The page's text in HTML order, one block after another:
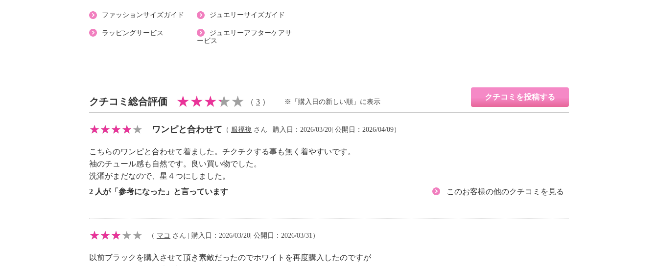
・漂白処理：塩素系・酸素系漂白不可
・タンブル乾燥：不可
【メンテナンス（ケアラベル）】
・長時間照射による変退色注意
・クリーニングの繰り返しによる変退色注意
・単品洗い
・水や汗などによる色落ち、色移り注意
・摩擦による色落ち、色移り注意
・毛玉が生じるおそれあり
・韓国製
ファッションサイズガイド ジュエリーサイズガイド
ラッピングサービス
ジュエリーアフターケアサ
ービス
クチコミ総合評価 （ 3 ）
クチコミを投稿する
※「購入日の新しい順」に表示
ワンピと合わせて （ 服福複 さん | 購入日：2026/03/20| 公開日：2026/04/09）
こちらのワンピと合わせて着ました。チクチクする事も無く着やすいです。
袖のチュール感も自然です。良い買い物でした。
洗濯がまだなので、星４つにしました。
2 人が「参考になった」と言っています
このお客様の他のクチコミを見る
（ マコ さん | 購入日：2026/03/20| 公開日：2026/03/31）
以前ブラックを購入させて頂き素敵だったのでホワイトを再度購入したのですが